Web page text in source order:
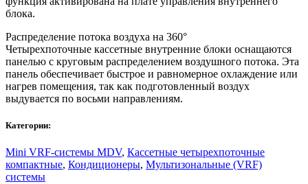
блока.
Распределение потока воздуха на 360°
Четырехпоточные кассетные внутренние блоки оснащаются
панелью с круговым распределением воздушного потока. Эта
панель обеспечивает быстрое и равномерное охлаждение или
нагрев помещения, так как подготовленный воздух
выдувается по восьми направлениям.
Категории:
Mini VRF-системы MDV, Кассетные четырехпоточные
компактные, Кондиционеры, Мультизональные (VRF)
системы